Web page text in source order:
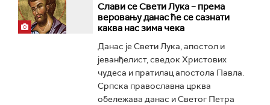
Слави се Свети Лука – према
веровању данас ће се сазнати
каква нас зима чека
Данас је Свети Лука, апостол и
јеванђелист, сведок Христових
чудеса и пратилац апостола Павла.
Српска православна црква
обележава данас и Светог Петра